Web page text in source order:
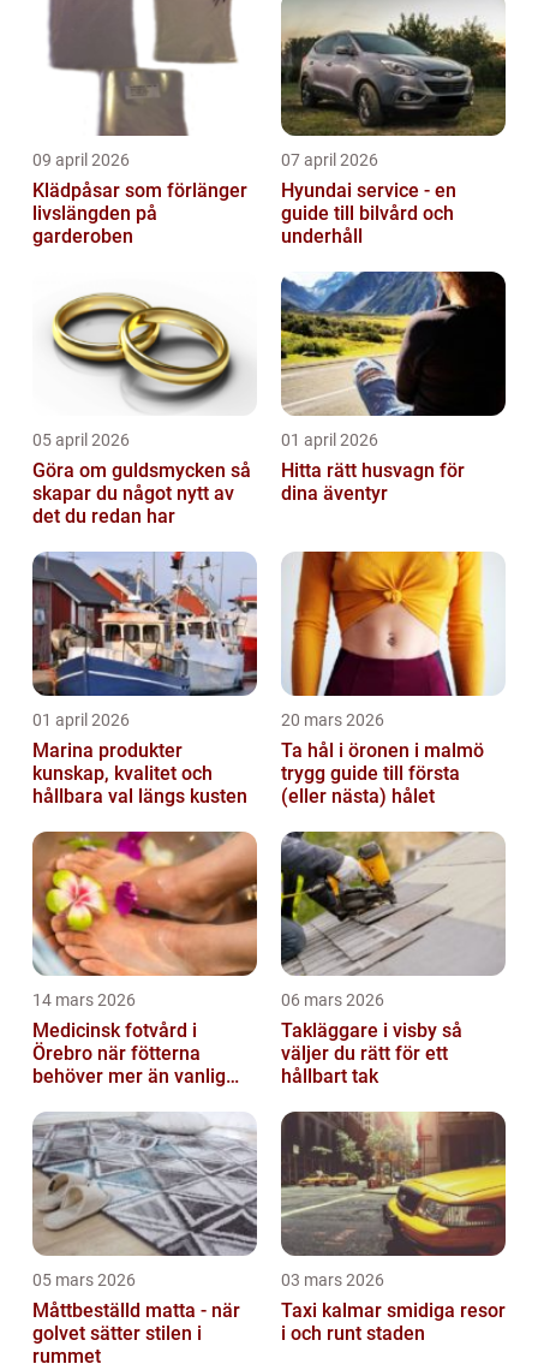
09 april 2026
Klädpåsar som förlänger
livslängden på
garderoben
07 april 2026
Hyundai service - en
guide till bilvård och
underhåll
05 april 2026
Göra om guldsmycken så
skapar du något nytt av
det du redan har
01 april 2026
Hitta rätt husvagn för
dina äventyr
01 april 2026
Marina produkter
kunskap, kvalitet och
hållbara val längs kusten
20 mars 2026
Ta hål i öronen i malmö
trygg guide till första
(eller nästa) hålet
14 mars 2026
Medicinsk fotvård i
Örebro när fötterna
behöver mer än vanlig
06 mars 2026
Takläggare i visby så
väljer du rätt för ett
hållbart tak
05 mars 2026
Måttbeställd matta - när
golvet sätter stilen i
rummet
03 mars 2026
Taxi kalmar smidiga resor
i och runt staden